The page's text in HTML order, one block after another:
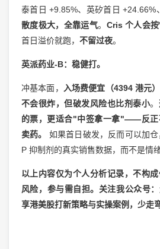
泰首日 +9.85%、英矽首日 +24.66%
散度极大，全靠运气。 Cris 个人会
首日溢价就跑， 不留过夜。
英派药业-B：稳健打。
冲基本面， 入场费便宜（4394 港元
不会很炸，但破发风险也比剂泰小。
的票，更适合"中签拿一拿"——反正
卖药。
如果首日破发，反而可以加
P 抑制剂的真实销售数据，而不是情绪
以上内容仅为个人分析记录，不构
风险，参与需自担。关注我公众号
享港美股打新策略与实操案例，少走